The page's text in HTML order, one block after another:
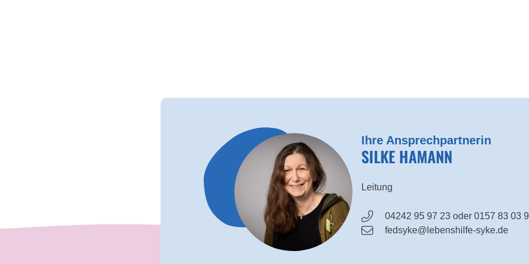
Ihre Ansprechpartnerin
SILKE HAMANN
Leitung
04242 95 97 23 oder 0157 83 03
fedsyke@lebenshilfe-syke.de